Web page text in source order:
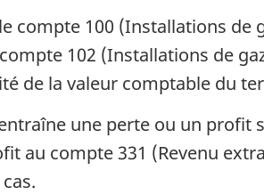
compte 100 (Installations de
102 (Installations de
de la valeur comptable du
une perte ou un
au compte 331 (Revenu